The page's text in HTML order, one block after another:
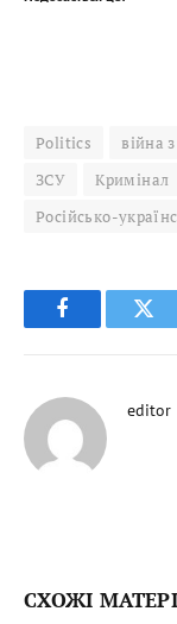
Politics війна
ЗСУ
Кримінал
Російсько-
Facebook
editor
СХОЖІ